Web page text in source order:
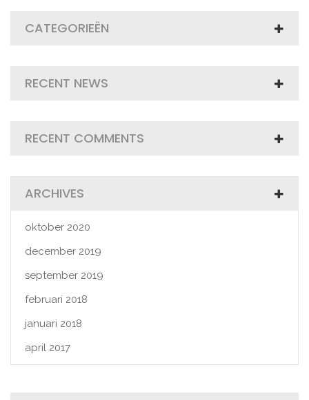
CATEGORIEËN
RECENT NEWS
RECENT COMMENTS
ARCHIVES
oktober 2020
december 2019
september 2019
februari 2018
januari 2018
april 2017